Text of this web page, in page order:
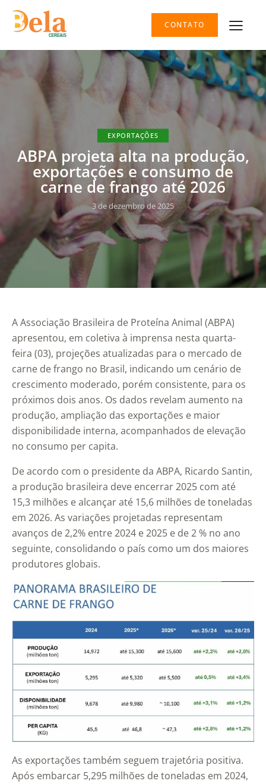
CONTATO
EXPORTAÇÕES
ABPA projeta alta na produção,
exportações e consumo de
carne de frango até 2026
3 de dezembro de 2025
A Associação Brasileira de Proteína Animal (ABPA)
apresentou, em coletiva à imprensa nesta quarta-
feira (03), projeções atualizadas para o mercado de
carne de frango no Brasil, indicando um cenário de
crescimento moderado, porém consistente, para os
próximos dois anos. Os dados revelam aumento na
produção, ampliação das exportações e maior
disponibilidade interna, acompanhados de elevação
no consumo per capita.
De acordo com o presidente da ABPA, Ricardo Santin,
a produção brasileira deve encerrar 2025 com até
15,3 milhões e alcançar até 15,6 milhões de toneladas
em 2026. As variações projetadas representam
avanços de 2,2% entre 2024 e 2025 e de 2 % no ano
seguinte, consolidando o país como um dos maiores
produtores globais.
As exportações também seguem trajetória positiva.
Após embarcar 5,295 milhões de toneladas em 2024,